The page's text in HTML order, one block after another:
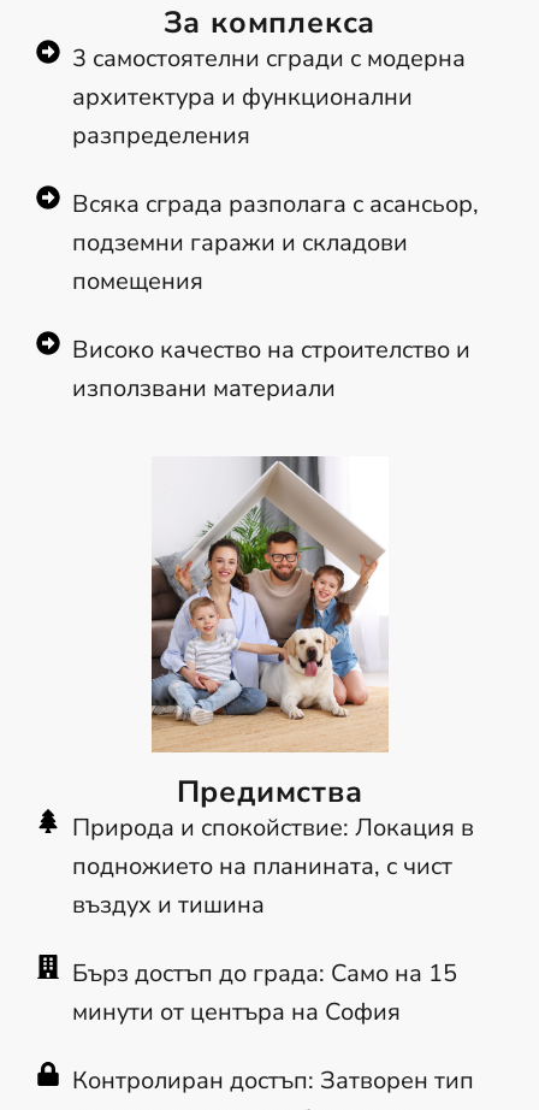
За комплекса
3 самостоятелни сгради с модерна
архитектура и функционални
разпределения
Всяка сграда разполага с асансьор,
подземни гаражи и складови
помещения
Високо качество на строителство и
използвани материали
Предимства
Природа и спокойствие: Локация в
подножието на планината, с чист
въздух и тишина
Бърз достъп до града: Само на 15
минути от центъра на София
Контролиран достъп: Затворен тип